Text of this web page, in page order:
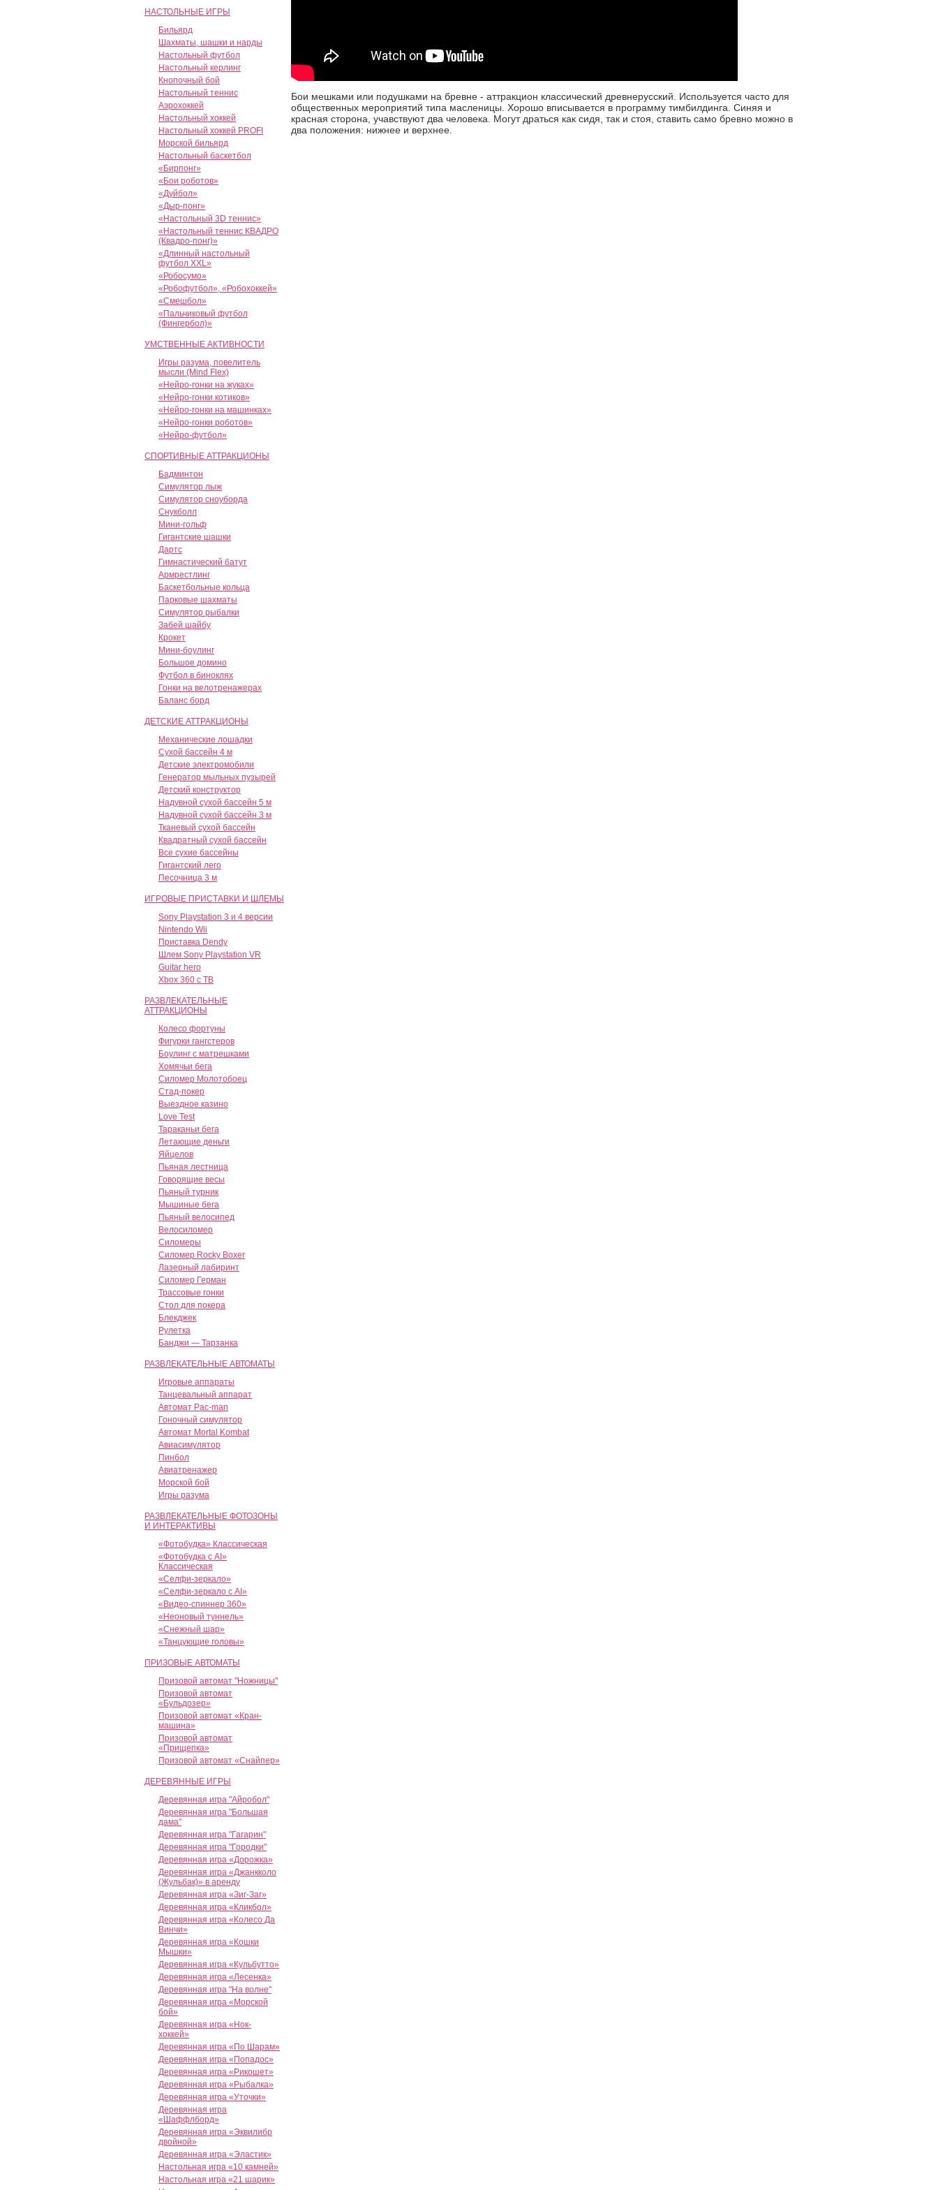
Бои мешками или подушками на бревне - аттракцион классический древнерусский. Используется часто для
общественных мероприятий типа масленицы. Хорошо вписывается в программу тимбилдинга. Синяя и
красная сторона, учавствуют два человека. Могут драться как сидя, так и стоя, ставить само бревно можно в
два положения: нижнее и верхнее.
НАСТОЛЬНЫЕ ИГРЫ
Бильярд
Шахматы, шашки и нарды
Настольный футбол
Настольный керлинг
Кнопочный бой
Настольный теннис
Аэрохоккей
Настольный хоккей
Настольный хоккей PROFI
Морской бильярд
Настольный баскетбол
«Бирпонг»
«Бои роботов»
«Дуйбол»
«Дыр-понг»
«Настольный 3D теннис»
«Настольный теннис КВАДРО
(Квадро-понг)»
«Длинный настольный
футбол XXL»
«Робосумо»
«Робофутбол», «Робохоккей»
«Смешбол»
«Пальчиковый футбол
(Фингербол)»
УМСТВЕННЫЕ АКТИВНОСТИ
Игры разума, повелитель
мысли (Mind Flex)
«Нейро-гонки на жуках»
«Нейро-гонки котиков»
«Нейро-гонки на машинках»
«Нейро-гонки роботов»
«Нейро-футбол»
СПОРТИВНЫЕ АТТРАКЦИОНЫ
Бадминтон
Симулятор лыж
Симулятор сноуборда
Снукболл
Мини-гольф
Гигантские шашки
Дартс
Гимнастический батут
Армрестлинг
Баскетбольные кольца
Парковые шахматы
Симулятор рыбалки
Забей шайбу
Крокет
Мини-боулинг
Большое домино
Футбол в биноклях
Гонки на велотренажерах
Баланс борд
ДЕТСКИЕ АТТРАКЦИОНЫ
Механические лошадки
Сухой бассейн 4 м
Детские электромобили
Генератор мыльных пузырей
Детский конструктор
Надувной сухой бассейн 5 м
Надувной сухой бассейн 3 м
Тканевый сухой бассейн
Квадратный сухой бассейн
Все сухие бассейны
Гигантский лего
Песочница 3 м
ИГРОВЫЕ ПРИСТАВКИ И ШЛЕМЫ
Sony Playstation 3 и 4 версии
Nintendo Wii
Приставка Dendy
Шлем Sony Playstation VR
Guitar hero
Xbox 360 с ТВ
РАЗВЛЕКАТЕЛЬНЫЕ
АТТРАКЦИОНЫ
Колесо фортуны
Фигурки гангстеров
Боулинг с матрешками
Хомячьи бега
Силомер Молотобоец
Стад-покер
Выездное казино
Love Test
Тараканьи бега
Летающие деньги
Яйцелов
Пьяная лестница
Говорящие весы
Пьяный турник
Мышиные бега
Пьяный велосипед
Велосиломер
Силомеры
Силомер Rocky Boxer
Лазерный лабиринт
Силомер Герман
Трассовые гонки
Стол для покера
Блекджек
Рулетка
Банджи — Тарзанка
РАЗВЛЕКАТЕЛЬНЫЕ АВТОМАТЫ
Игровые аппараты
Танцевальный аппарат
Автомат Pac-man
Гоночный симулятор
Автомат Mortal Kombat
Авиасимулятор
Пинбол
Авиатренажер
Морской бой
Игры разума
РАЗВЛЕКАТЕЛЬНЫЕ ФОТОЗОНЫ
И ИНТЕРАКТИВЫ
«Фотобудка» Классическая
«Фотобудка с AI»
Классическая
«Селфи-зеркало»
«Селфи-зеркало с AI»
«Видео-спиннер 360»
«Неоновый туннель»
«Снежный шар»
«Танцующие головы»
ПРИЗОВЫЕ АВТОМАТЫ
Призовой автомат "Ножницы"
Призовой автомат
«Бульдозер»
Призовой автомат «Кран-
машина»
Призовой автомат
«Прищепка»
Призовой автомат «Снайпер»
ДЕРЕВЯННЫЕ ИГРЫ
Деревянная игра "Айробол"
Деревянная игра "Большая
дама"
Деревянная игра "Гагарин"
Деревянная игра "Городки"
Деревянная игра «Дорожка»
Деревянная игра «Джанкколо
(Жульбак)» в аренду
Деревянная игра «Зиг-Заг»
Деревянная игра «Кликбол»
Деревянная игра «Колесо Да
Винчи»
Деревянная игра «Кошки
Мышки»
Деревянная игра «Кульбутто»
Деревянная игра «Лесенка»
Деревянная игра "На волне"
Деревянная игра «Морской
бой»
Деревянная игра «Нок-
хоккей»
Деревянная игра «По Шарам»
Деревянная игра «Попадос»
Деревянная игра «Рикошет»
Деревянная игра «Рыбалка»
Деревянная игра «Уточки»
Деревянная игра
«Шаффлборд»
Деревянная игра «Эквилибр
двойной»
Деревянная игра «Эластик»
Настольная игра «10 камней»
Настольная игра «21 шарик»